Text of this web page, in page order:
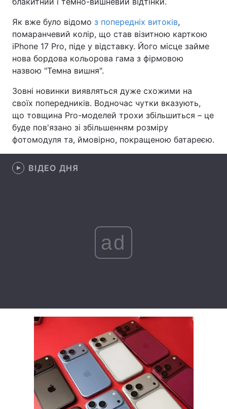
Спорт Наука
Техно і зв'язок Лайт
Зброя
Здоров'я Туризм
Цікавинки Погода
Екологія Регіони
Вакансії
Тема оформлення
Як вже було відомо з попередніх витоків,
помаранчевий колір, що став візитною карткою
iPhone 17 Pro, піде у відставку. Його місце займе
нова бордова кольорова гама з фірмовою
назвою "Темна вишня".
Зовні новинки виявляться дуже схожими на
своїх попередників. Водночас чутки вказують,
що товщина Pro-моделей трохи збільшиться – це
буде пов'язано зі збільшенням розміру
фотомодуля та, ймовірно, покращеною батареєю.
ВІДЕО ДНЯ
ad